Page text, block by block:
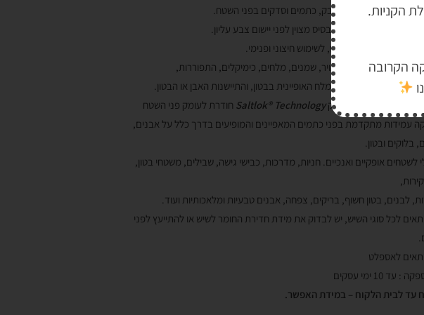
ואבן חשופים מפני אבק, כתמים וסדקים בפני השטח.
ומחזק את הבטון ומהווה בסיס מצוין לפני יישום צבע עליון.
גמר שקוף על בסיס לטקס, לשימוש חיצוני ופנימי.
הגנה מפני פגעי מזג האויר, שמנים, מלחים, כימיקלים, התפוררות,
"פריחה לבנה" דמוית מלח האופיינית בבטון, והתיישנות האבן או הבטון.
הייחודית של דריילוק
Saltlok® Technology
חודרת לעומק פני השטח
עמידות מתקדמת בפני כתמים המאפיינים והמופיעים בדרך כלל על אבנים,
בלוקים ובטון.
לשטחים אופקיים ואנכיים. חניות, מדרכות, כבישי גישה, שבילים, משטחי בטון,
לבנים, בטון חשוף, בריקים, צפחה, אבנים טבעיות ומלאכותיות ועוד.
לכל סוגי השיש, יש לבדוק את מידת חדירת החומר לשיש או להתייעץ לפני
לאספלט
עד 10 ימי עסקים
עד לבית הלקוח – במידת האפשר.
הקרובה